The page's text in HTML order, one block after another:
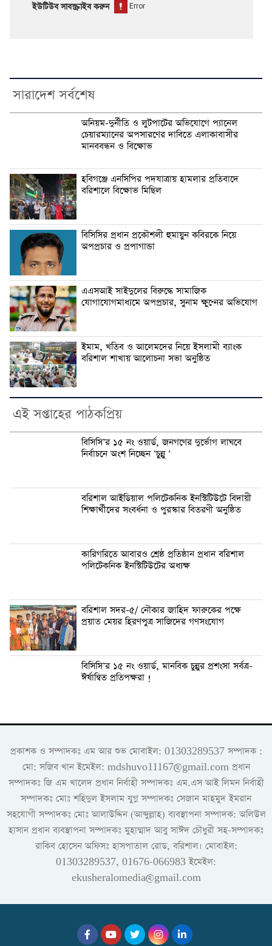
ইউটিউব সাবস্ক্রাইব করুন
সারাদেশ সর্বশেষ
অনিয়ম-দুর্নীতি ও লুটপাটের অভিযোগে প্যানেল
চেয়ারম্যানের অপসারণের দাবিতে এলাকাবাসীর
মানববন্ধন ও বিক্ষোভ
হবিগঞ্জে এনসিপির পদযাত্রায় হামলার প্রতিবাদে
বরিশালে বিক্ষোভ মিছিল
বিসিসির প্রধান প্রকৌশলী হুমায়ুন কবিরকে নিয়ে
অপপ্রচার ও প্রপাগান্ডা
এএসআই সাইদুলের বিরুদ্ধে সামাজিক
যোগাযোগমাধ্যমে অপপ্রচার, সুনাম ক্ষুণ্নের অভিযোগ
ইমাম, খতিব ও আলেমদের নিয়ে ইসলামী ব্যাংক
বরিশাল শাখায় আলোচনা সভা অনুষ্ঠিত
এই সপ্তাহের পাঠকপ্রিয়
বিসিসি’র ১৫ নং ওয়ার্ড, জনগণের দুর্ভোগ লাঘবে
নির্বাচনে অংশ নিচ্ছেন ‘চুন্নু ‘
বরিশাল আইডিয়াল পলিটেকনিক ইনস্টিটিউটে বিদায়ী
শিক্ষার্থীদের সংবর্ধনা ও পুরস্কার বিতরণী অনুষ্ঠিত
কারিগরিতে আবারও শ্রেষ্ঠ প্রতিষ্ঠান প্রধান বরিশাল
পলিটেকনিক ইনস্টিটিউটের অধ্যক্ষ
বরিশাল সদর-৫/ নৌকার জাহিদ ফারুকের পক্ষে
প্র‍য়াত মেয়র হিরণপুত্র সাজিদের গণসংযোগ
বিসিসি’র ১৫ নং ওয়ার্ড, মানবিক চুন্নুর প্রশংসা সর্বত্র-
ঈর্ষান্বিত প্রতিপক্ষরা !
প্রকাশক ও সম্পাদকঃ এম আর শুভ মোবাইল: 01303289537 সম্পাদক :
মো: সজিব খান ইমেইল: mdshuvo11167@gmail.com প্রধান
সম্পাদকঃ জি এম খালেদ প্রধান নির্বাহী সম্পাদকঃ এম.এস আই লিমন নির্বাহী
সম্পাদকঃ মোঃ শহিদুল ইসলাম যুগ্ন সম্পাদকঃ সেজান মাহমুদ ইমরান
সহযোগী সম্পাদকঃ মোঃ আলাউদ্দিন (আব্দুল্লাহ) ব্যবস্থাপনা সম্পাদক: অলিউল
হাসান প্রধান ব্যবস্থাপনা সম্পাদকঃ মুহাম্মাদ আবু সাঈদ চৌধুরী সহ-সম্পাদকঃ
রাকিব হোসেন অফিসঃ হাসপাতাল রোড, বরিশাল। মোবাইল:
01303289537, 01676-066983 ইমেইল:
ekusheralomedia@gmail.com